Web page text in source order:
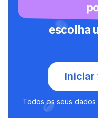
escolha
Todos os seus